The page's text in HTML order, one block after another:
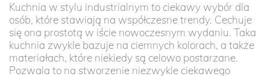
Kuchnia w stylu industrialnym to ciekawy wybór dla
osób, które stawiają na współczesne trendy. Cechuje
się ona prostotą w iście nowoczesnym wydaniu. Taka
kuchnia zwykle bazuje na ciemnych kolorach, a także
materiałach, które niekiedy są celowo postarzane.
Pozwala to na stworzenie niezwykle ciekawego